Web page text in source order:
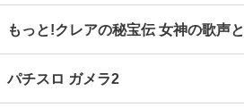
もっと!クレアの秘宝伝 女神の歌声
パチスロ ガメラ2